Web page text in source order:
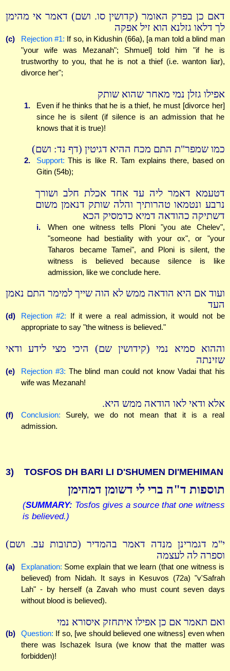
דאם כן בפרק האומר (קדושין סו. ושם) דאמר אי מהימן
לך דלאו גזלנא הוא זיל אפקה
(c) Rejection #1: If so, in Kidushin (66a), [a man told a blind man
"your wife was Mezanah"; Shmuel] told him "if he is
trustworthy to you, that he is not a thief (i.e. wanton liar),
divorce her";
אפילו גזלן נמי מאחר שהוא שותק
1.
Even if he thinks that he is a thief, he must [divorce her]
since he is silent (if silence is an admission that he
knows that it is true)!
כמו שמפר"ת התם מכח ההיא דגיטין (דף נד: ושם)
2. Support: This is like R. Tam explains there, based on
Gitin (54b);
דטעמא דאמר ליה עד אחד אכלת חלב ושורך
נרבע ונטמאו טהרותיך והלה שותק דנאמן משום
דשתיקה כהודאה דמיא כדמסיק הכא
i.
When one witness tells Ploni "you ate Chelev",
"someone had bestiality with your ox", or "your
Taharos became Tamei", and Ploni is silent, the
witness is believed because silence is like
admission, like we conclude here.
ועוד אם היא הודאה ממש לא הוה שייך למימר התם נאמן
העד
(d) Rejection #2: If it were a real admission, it would not be
appropriate to say "the witness is believed."
וההוא סמיא נמי (קידושין שם) היכי מצי לידע ודאי
שזינתה
(e) Rejection #3: The blind man could not know Vadai that his
wife was Mezanah!
אלא ודאי לאו הודאה ממש היא.
(f) Conclusion: Surely, we do not mean that it is a real
admission.
3) TOSFOS DH BARI LI D'SHUMEN DI'MEHIMAN
תוספות ד"ה ברי לי דשומן דמהימן
(SUMMARY: Tosfos gives a source that one witness
is believed.)
י"מ דגמרינן מנדה דאמר בהמדיר (כתובות עב. ושם)
וספרה לה לעצמה
(a) Explanation: Some explain that we learn (that one witness is
believed) from Nidah. It says in Kesuvos (72a) "v'Safrah
Lah" - by herself (a Zavah who must count seven days
without blood is believed).
ואם תאמר אם כן אפילו איתחזק איסורא נמי
(b) Question: If so, [we should believed one witness] even when
there was Ischazek Isura (we know that the matter was
forbidden)!